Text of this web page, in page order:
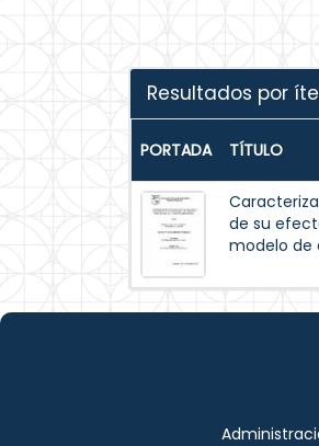
Resultados por
PORTADA TÍTULO
de su
modelo de